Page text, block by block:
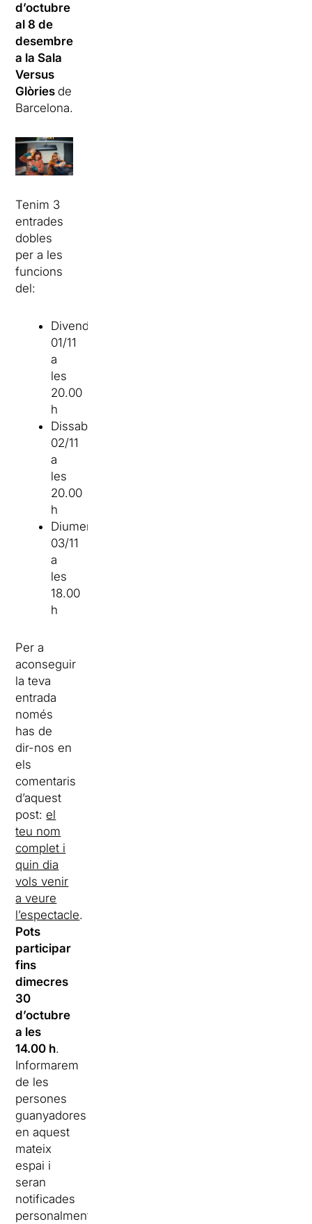
d’octubre
al 8 de
desembre
a la Sala
Versus
Glòriesde
Barcelona.
Tenim 3
entrades
dobles
per a les
funcions
del:
Divendres
01/11
a
les
20.00
h
Dissabte
02/11
a
les
20.00
h
Diumenge
03/11
a
les
18.00
h
Per a
aconseguir
la teva
entrada
només
has de
dir-nos en
els
comentaris
d’aquest
post:el
teu nom
complet i
quin dia
vols venir
a veure
l’espectacle.
Pots
participar
fins
dimecres
30
d’octubre
a les
14.00 h.
Informarem
de les
persones
guanyadores
en aquest
mateix
espai i
seran
notificades
personalment